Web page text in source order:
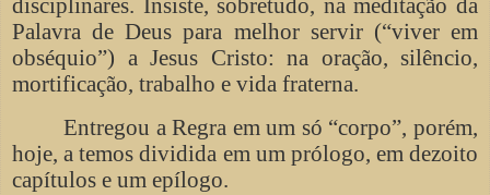
disciplinares. Insiste, sobretudo, na meditação da
Palavra de Deus para melhor servir (“viver em
obséquio”) a Jesus Cristo: na oração, silêncio,
mortificação, trabalho e vida fraterna.
Entregou a Regra em um só “corpo”, porém,
hoje, a temos dividida em um prólogo, em dezoito
capítulos e um epílogo.